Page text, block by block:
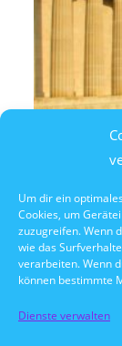
Um dir ein
Cookies, um
zuzugreifen. Wenn
wie das
verarbeiten. Wenn
können bestimmte
Dienste verwalten
11.
14:30